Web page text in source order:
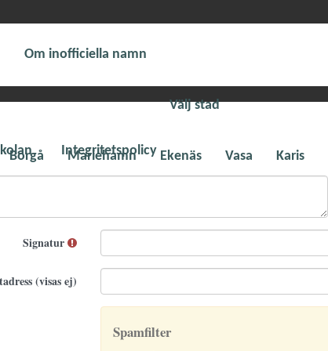
Om inofficiella namn
Välj stad
Borgå Mariehamn Ekenäs Vasa Karis
Integritetspolicy
Signatur
(visas ej)
Spamfilter